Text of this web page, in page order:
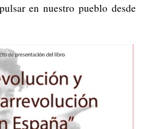
en nuestro pueblo desde